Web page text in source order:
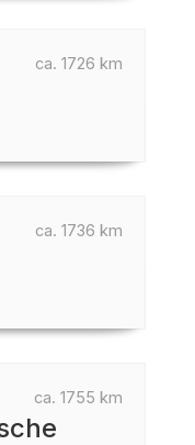
ca. 1726 km
ca. 1736 km
ca. 1755 km